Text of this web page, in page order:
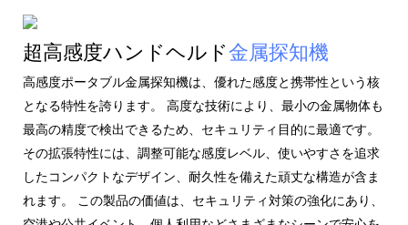
超高感度ハンドヘルド金属探知機
高感度ポータブル金属探知機は、優れた感度と携帯性という核
となる特性を誇ります。 高度な技術により、最小の金属物体も
最高の精度で検出できるため、セキュリティ目的に最適です。
その拡張特性には、調整可能な感度レベル、使いやすさを追求
したコンパクトなデザイン、耐久性を備えた頑丈な構造が含ま
れます。 この製品の価値は、セキュリティ対策の強化にあり、